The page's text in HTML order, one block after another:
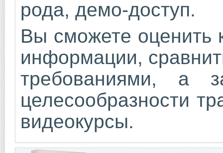
рода, демо-доступ.
Вы сможете оценить
информации,
требованиями, а
целесообразности
видеокурсы.